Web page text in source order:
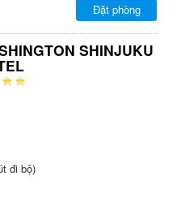
Đặt phòng
SHINJUKU
đi bộ)